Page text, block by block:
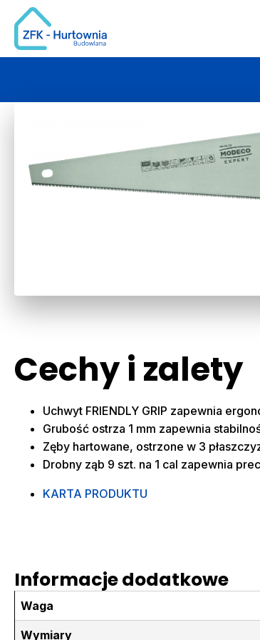
Cechy i zalety
Uchwyt FRIENDLY GRIP zapewnia
Grubość ostrza 1 mm zapewnia
Zęby hartowane, ostrzone w 3
Drobny ząb 9 szt. na 1 cal zapewnia
KARTA PRODUKTU
Informacje dodatkowe
Waga
Wymiary